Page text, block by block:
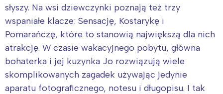
słyszy. Na wsi dziewczynki poznają też trzy
wspaniałe klacze: Sensację, Kostarykę i
Pomarańczę, które to stanowią największą dla nich
atrakcję. W czasie wakacyjnego pobytu, główna
bohaterka i jej kuzynka Jo rozwiązują wiele
skomplikowanych zagadek używając jedynie
aparatu fotograficznego, notesu i długopisu. I tak